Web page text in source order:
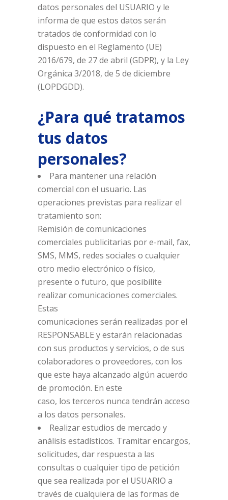
datos personales del USUARIO y le
informa de que estos datos serán
tratados de conformidad con lo
dispuesto en el Reglamento (UE)
2016/679, de 27 de abril (GDPR), y la Ley
Orgánica 3/2018, de 5 de diciembre
(LOPDGDD).
¿Para qué tratamos
tus datos
personales?
Para mantener una relación
comercial con el usuario. Las
operaciones previstas para realizar el
tratamiento son:
Remisión de comunicaciones
comerciales publicitarias por e-mail, fax,
SMS, MMS, redes sociales o cualquier
otro medio electrónico o físico,
presente o futuro, que posibilite
realizar comunicaciones comerciales.
Estas
comunicaciones serán realizadas por el
RESPONSABLE y estarán relacionadas
con sus productos y servicios, o de sus
colaboradores o proveedores, con los
que este haya alcanzado algún acuerdo
de promoción. En este
caso, los terceros nunca tendrán acceso
a los datos personales.
Realizar estudios de mercado y
análisis estadísticos. Tramitar encargos,
solicitudes, dar respuesta a las
consultas o cualquier tipo de petición
que sea realizada por el USUARIO a
través de cualquiera de las formas de